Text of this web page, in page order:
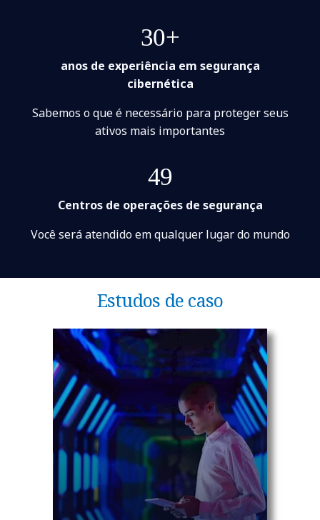
30+
anos de experiência em segurança
cibernética
Sabemos o que é necessário para proteger seus
ativos mais importantes
49
Centros de operações de segurança
Você será atendido em qualquer lugar do mundo
Estudos de caso